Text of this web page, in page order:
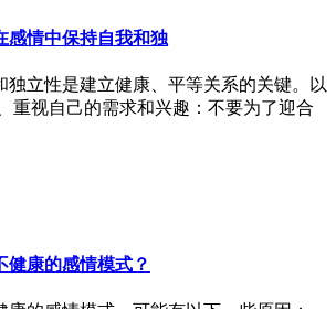
感情中保持自我和独
独立性是建立健康、平等关系的关键。以
重视自己的需求和兴趣：不要为了迎合
健康的感情模式？